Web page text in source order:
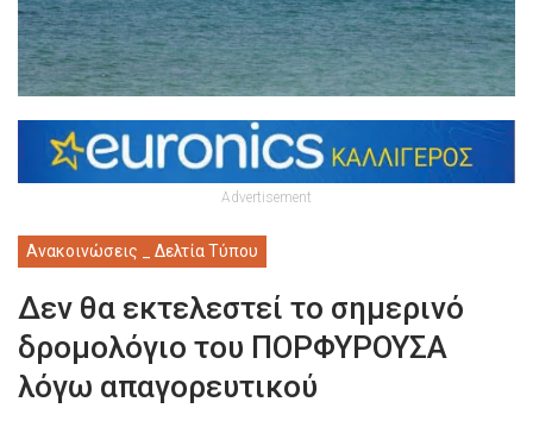
Advertisement
Ανακοινώσεις _ Δελτία Τύπου
Δεν θα εκτελεστεί το σημερινό
δρομολόγιο του ΠΟΡΦΥΡΟΥΣΑ
λόγω απαγορευτικού